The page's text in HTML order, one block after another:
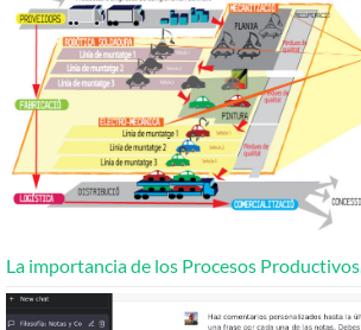
La importancia de los Procesos Productivos.